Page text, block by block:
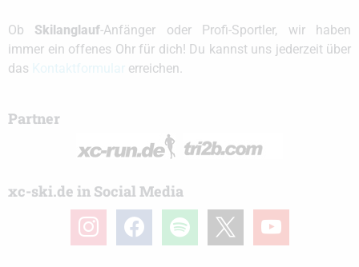
Ob Skilanglauf-Anfänger oder Profi-Sportler, wir haben
immer ein offenes Ohr für dich! Du kannst uns jederzeit über
das
erreichen.
Partner
xc-ski.de in Social Media
instagramfacebook spotify youtube